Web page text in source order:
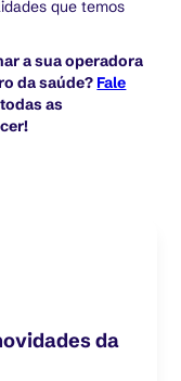
que temos
a sua operadora
da saúde? Fale
as
da